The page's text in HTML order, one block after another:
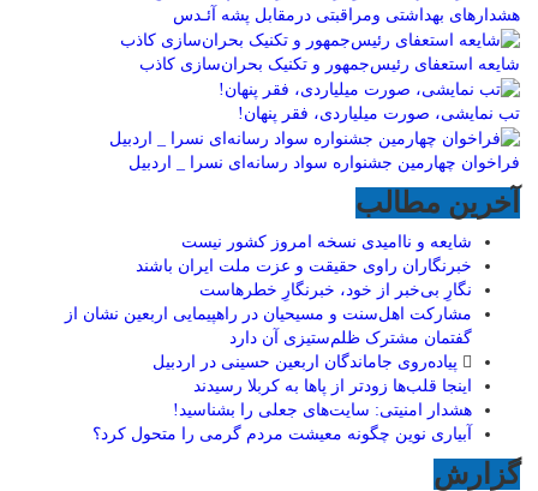
هشدارهاى بهداشتى ومراقبتى درمقابل پشه آئـدس
شایعه استعفای رئیس‌جمهور و تکنیک بحران‌سازی کاذب
تب نمایشی، صورت میلیاردی، فقر پنهان!
فراخوان چهارمین جشنواره سواد رسانه‌ای نسرا _ اردبیل
آخرین مطالب
شایعه و ناامیدی نسخه امروز کشور نیست
خبرنگاران راوی حقیقت و عزت ملت ایران باشند
نگارِ بی‌خبر از خود، خبرنگارِ خطرهاست
مشارکت اهل‌سنت و مسیحیان در راهپیمایی اربعین نشان از
گفتمان مشترک ظلم‌ستیزی آن دارد
پیاده‌روی جاماندگان اربعین حسینی در اردبیل
اینجا قلب‌ها زودتر از پاها به کربلا رسیدند
هشدار امنیتی: سایت‌های جعلی را بشناسید!
آبیاری نوین چگونه معیشت مردم گرمی را متحول کرد؟
گزارش